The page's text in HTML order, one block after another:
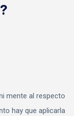
mente al respecto
hay que aplicarla